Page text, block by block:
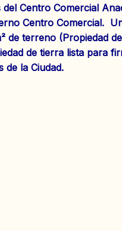
Centro Comercial
Centro Comercial.
de terreno (Propiedad
de tierra lista para
de la Ciudad.